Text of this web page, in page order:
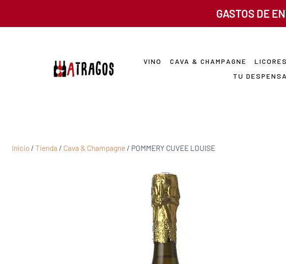
GASTOS DE
VINO CAVA & CHAMPAGNE LICORES
TU DESPENSA
Inicio / Tienda / Cava & Champagne / POMMERY CUVEE LOUISE